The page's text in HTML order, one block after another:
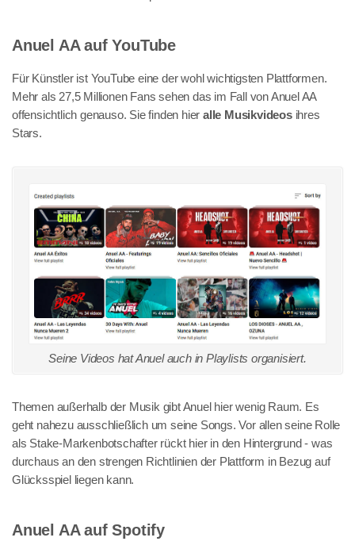
Anuel AA auf YouTube
Für Künstler ist YouTube eine der wohl wichtigsten Plattformen.
Mehr als 27,5 Millionen Fans sehen das im Fall von Anuel AA
offensichtlich genauso. Sie finden hieralle Musikvideosihres
Stars.
Seine Videos hat Anuel auch in Playlists organisiert.
Themen außerhalb der Musik gibt Anuel hier wenig Raum. Es
geht nahezu ausschließlich um seine Songs. Vor allen seine Rolle
als Stake-Markenbotschafter rückt hier in den Hintergrund - was
durchaus an den strengen Richtlinien der Plattform in Bezug auf
Glücksspiel liegen kann.
Anuel AA auf Spotify